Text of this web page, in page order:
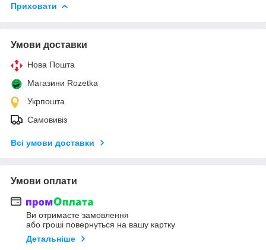
Приховати
Умови доставки
Нова Пошта
Магазини Rozetka
Укрпошта
Самовивіз
Всі умови доставки
Умови оплати
Ви отримаєте замовлення
або гроші повернуться на вашу картку
Детальніше